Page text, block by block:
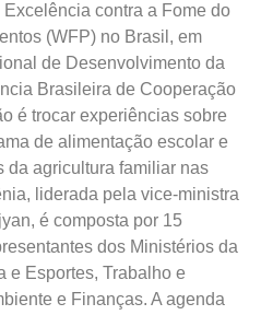
contra a Fome do
(WFP) no Brasil, em
de Desenvolvimento da
Brasileira de Cooperação
é trocar experiências sobre
de alimentação escolar e
da agricultura familiar nas
liderada pela vice-ministra
é composta por 15
dos Ministérios da
e Esportes, Trabalho e
e Finanças. A agenda